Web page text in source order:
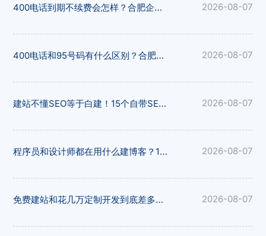
400电话到期不续费会怎样？合肥企业年审续费指南，构站网贴心提醒 2026-08-07
400电话和95号码有什么区别？合肥企业怎么选？构站网专业解读 2026-08-07
建站不懂SEO等于白建！15个自带SEO功能的建站平台，构站网优化到位 2026-08-07
程序员和设计师都在用什么建博客？15个免费平台推荐，构站网模板精美 2026-08-07
免费建站和花几万定制开发到底差多少？15个平台实测对比，构站网性价比出众 2026-08-07